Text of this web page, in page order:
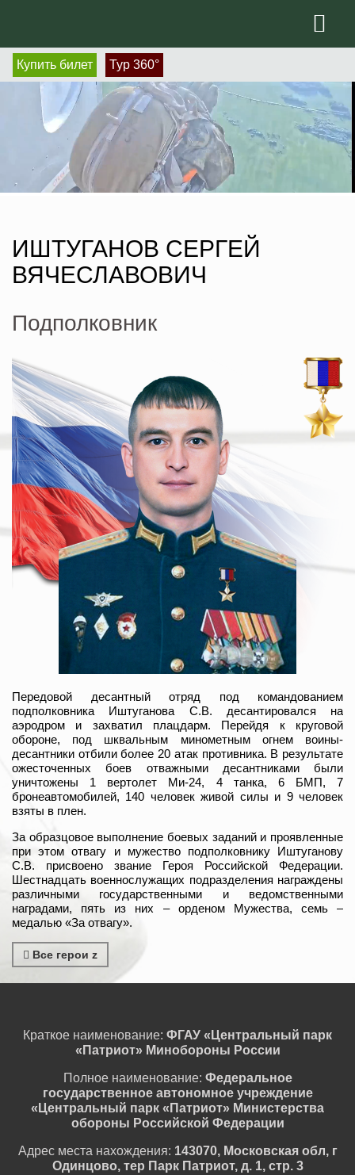
Купить билет Тур 360°
ИШТУГАНОВ СЕРГЕЙ
ВЯЧЕСЛАВОВИЧ
Подполковник
Передовой десантный отряд под командованием
подполковника Иштуганова С.В. десантировался на
аэродром и захватил плацдарм. Перейдя к круговой
обороне, под шквальным минометным огнем воины-
десантники отбили более 20 атак противника. В результате
ожесточенных боев отважными десантниками были
уничтожены 1 вертолет Ми-24, 4 танка, 6 БМП, 7
бронеавтомобилей, 140 человек живой силы и 9 человек
взяты в плен.
За образцовое выполнение боевых заданий и проявленные
при этом отвагу и мужество подполковнику Иштуганову
С.В. присвоено звание Героя Российской Федерации.
Шестнадцать военнослужащих подразделения награждены
различными государственными и ведомственными
наградами, пять из них – орденом Мужества, семь –
медалью «За отвагу».
Все герои z
Краткое наименование: ФГАУ «Центральный парк
«Патриот» Минобороны России
Полное наименование: Федеральное
государственное автономное учреждение
«Центральный парк «Патриот» Министерства
обороны Российской Федерации
Адрес места нахождения: 143070, Московская обл, г
Одинцово, тер Парк Патриот, д. 1, стр. 3